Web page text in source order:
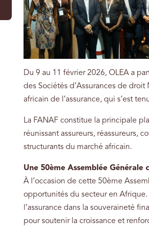
Du 9 au 11 février 2026, OLEA a
des Sociétés d’Assurances de
africain de l’assurance, qui s’est
La FANAF constitue la principale
réunissant assureurs, réassureurs,
structurants du marché africain.
Une 50ème Assemblée
À l’occasion de cette 50ème
opportunités du secteur en
l’assurance dans la souveraineté
pour soutenir la croissance et